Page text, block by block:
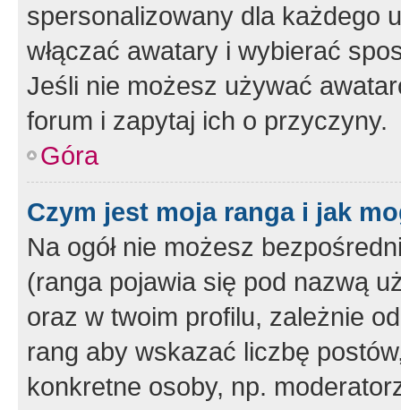
spersonalizowany dla każdego
włączać awatary i wybierać
Jeśli nie możesz używać
forum i zapytaj ich o przyczyny.
Góra
Czym jest moja ranga i jak
Na ogół nie możesz
(ranga pojawia się pod nazwą
oraz w twoim profilu, zależnie
rang aby wskazać liczbę
konkretne osoby, np.